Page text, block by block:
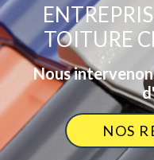
TOITURE
Nous
NOS